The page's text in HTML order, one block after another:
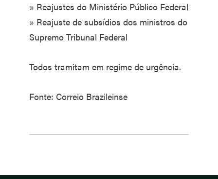
» Reajustes do Ministério Público Federal
» Reajuste de subsídios dos ministros do
Supremo Tribunal Federal
Todos tramitam em regime de urgência.
Fonte: Correio Brazileinse